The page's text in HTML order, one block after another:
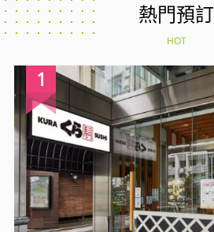
熱門預訂
HOT
1